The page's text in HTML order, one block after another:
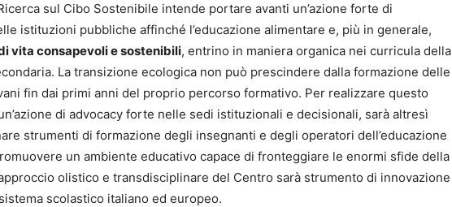
sul Cibo Sostenibile intende portare avanti un’azione forte di
istituzioni pubbliche affinché l’educazione alimentare e, più in generale,
vita consapevoli e sostenibili, entrino in maniera organica nei curricula della
La transizione ecologica non può prescindere dalla formazione delle
fin dai primi anni del proprio percorso formativo. Per realizzare questo
di advocacy forte nelle sedi istituzionali e decisionali, sarà altresì
strumenti di formazione degli insegnanti e degli operatori dell’educazione
un ambiente educativo capace di fronteggiare le enormi sfide della
olistico e transdisciplinare del Centro sarà strumento di innovazione
scolastico italiano ed europeo.